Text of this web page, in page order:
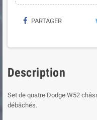
PARTAGER
Description
Set de quatre Dodge W52
débâchés.